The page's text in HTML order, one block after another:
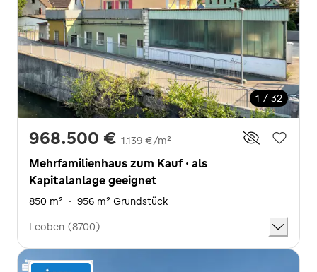
1 / 32
968.500 € 1.139 €/m²
Mehrfamilienhaus zum Kauf · als
Kapitalanlage geeignet
850 m² · 956 m² Grundstück
Leoben (8700)